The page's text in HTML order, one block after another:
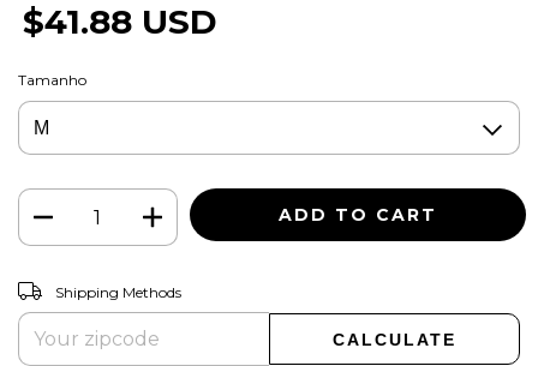
$41.88 USD
Tamanho
Shipping for zipcode:
Shipping Methods
CALCULATE